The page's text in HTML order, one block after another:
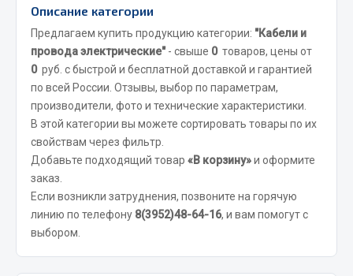
Отопители салона, подогреватели
Автономные воздушные отопители
Жидкостные подогреватели
Отопители салона
Подогреватели тосола
Весь раздел
Автотовары
Автозвук
Автокаталоги
Описание категории
Предлагаем купить продукцию категории: "Кабели и
провода электрические"- свыше 0 товаров, цены от
0 руб. с быстрой и бесплатной доставкой и гарантией
по всей России. Отзывы, выбор по параметрам,
производители, фото и технические характеристики.
В этой категории вы можете сортировать товары по их
свойствам через фильтр.
Добавьте подходящий товар «В корзину»и оформите
заказ.
Если возникли затруднения, позвоните на горячую
линию по телефону 8(3952)48-64-16, и вам помогут с
выбором.